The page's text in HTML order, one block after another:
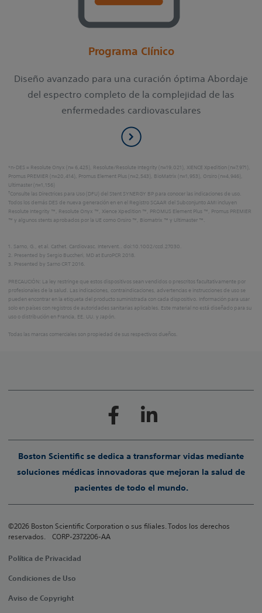
Programa Clínico
Diseño avanzado para una curación óptima Abordaje
del espectro completo de la complejidad de las
enfermedades cardiovasculares
*n-DES = Resolute Onyx (n= 6,425), Resolute/Resolute Integrity (n=19,021), XIENCE Xpedition (n=7,971),
Promus PREMIER (n=20,414), Promus Element Plus (n=2,543), BioMatrix (n=1,953), Orsiro (n=4,946),
Ultimaster (n=1,156)
†Consulte las Directrices para Uso (DFU) del Stent SYNERGY BP para conocer las indicaciones de uso.
Todos los demás DES de nueva generación en en el Registro SCAAR del Subconjunto AMI incluyen
Resolute Integrity ™, Resolute Onyx ™, Xience Xpedition ™, PROMUS Element Plus ™, Promus PREMIER
™ y algunos stents aprobados por la UE como Orsiro ™, Biomatrix ™ y Ultimaster ™.
1. Sarno, G., et al. Cathet. Cardiovasc. Intervent.. doi:10.1002/ccd.27030.
2. Presented by Sergio Buccheri, MD at EuroPCR 2018.
3. Presented by Sarno CRT 2016.
PRECAUCIÓN: La ley restringe que estos dispositivos sean vendidos o prescritos facultativamente por
profesionales de la salud. Las indicaciones, contraindicaciones, advertencias e instrucciones de uso se
pueden encontrar en la etiqueta del producto suministrada con cada dispositivo. Información para usar
solo en países con registros de autoridades sanitarias aplicables. Este material no está diseñado para su
uso o distribución en Francia, EE. UU. y Japón.
Todas las marcas comerciales son propiedad de sus respectivos dueños.
Boston Scientific se dedica a transformar vidas mediante
soluciones médicas innovadoras que mejoran la salud de
pacientes de todo el mundo.
©2026 Boston Scientific Corporation o sus filiales. Todos los derechos
reservados. CORP-2372206-AA
Política de Privacidad
Condiciones de Uso
Aviso de Copyright